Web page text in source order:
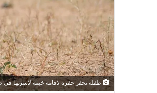
طفلة تحفر حفرة لاقامة خيمة لاسرتها في